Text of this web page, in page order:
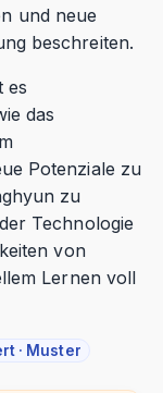
und neue
beschreiten.
es
das
Potenziale zu
zu
Technologie
von
Lernen voll
· Muster